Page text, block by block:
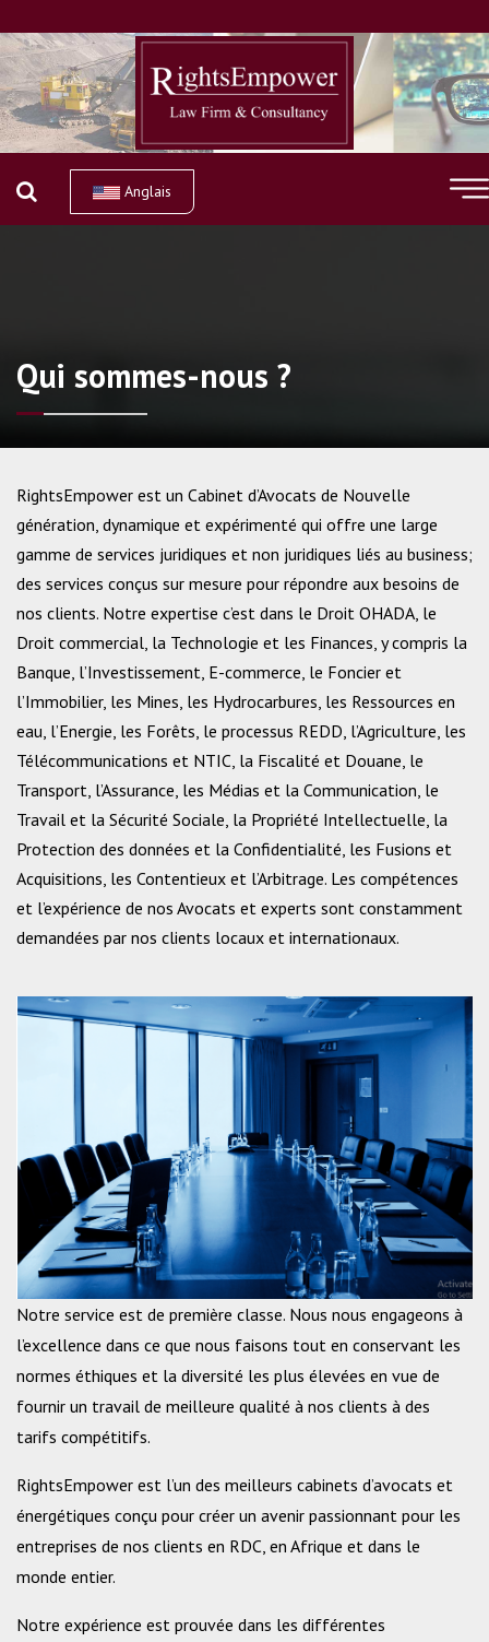
Anglais
Qui sommes-nous ?
RightsEmpower est un Cabinet d’Avocats de Nouvelle
génération, dynamique et expérimenté qui offre une large
gamme de services juridiques et non juridiques liés au business;
des services conçus sur mesure pour répondre aux besoins de
nos clients. Notre expertise c’est dans le Droit OHADA, le
Droit commercial, la Technologie et les Finances, y compris la
Banque, l’Investissement, E-commerce, le Foncier et
l’Immobilier, les Mines, les Hydrocarbures, les Ressources en
eau, l’Energie, les Forêts, le processus REDD, l’Agriculture, les
Télécommunications et NTIC, la Fiscalité et Douane, le
Transport, l’Assurance, les Médias et la Communication, le
Travail et la Sécurité Sociale, la Propriété Intellectuelle, la
Protection des données et la Confidentialité, les Fusions et
Acquisitions, les Contentieux et l’Arbitrage. Les compétences
et l’expérience de nos Avocats et experts sont constamment
demandées par nos clients locaux et internationaux.
Notre service est de première classe. Nous nous engageons à
l’excellence dans ce que nous faisons tout en conservant les
normes éthiques et la diversité les plus élevées en vue de
fournir un travail de meilleure qualité à nos clients à des
tarifs compétitifs.
RightsEmpower est l’un des meilleurs cabinets d’avocats et
énergétiques conçu pour créer un avenir passionnant pour les
entreprises de nos clients en RDC, en Afrique et dans le
monde entier.
Notre expérience est prouvée dans les différentes